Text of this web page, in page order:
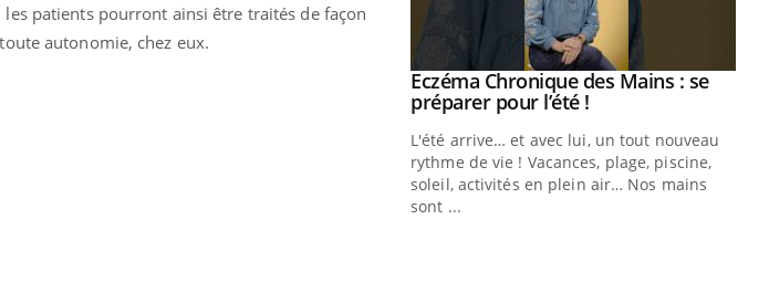
patients pourront ainsi être traités de façon
autonomie, chez eux.
la rend
Youtube
Eczéma Chronique des Mains : se
préparer pour l’été !Youtube
L'été arrive… et avec lui, un tout nouveau
rythme de vie ! Vacances, plage, piscine,
soleil, activités en plein air… Nos mains
sont ...